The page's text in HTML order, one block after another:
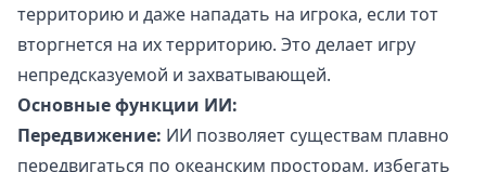
территорию и даже нападать на игрока, если тот
вторгнется на их территорию. Это делает игру
непредсказуемой и захватывающей.
Основные функции ИИ:
Передвижение: ИИ позволяет существам плавно
передвигаться по океанским просторам, избегать